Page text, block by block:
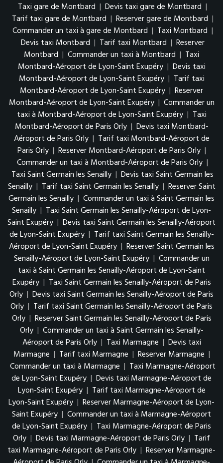
Taxi gare de Montbard | Devis taxi gare de Montbard |
Tarif taxi gare de Montbard | Reserver gare de Montbard |
Commander un taxi à gare de Montbard | Taxi Montbard |
Devis taxi Montbard | Tarif taxi Montbard | Reserver
Montbard | Commander un taxi à Montbard | Taxi
Montbard-Aéroport de Lyon-Saint Exupéry | Devis taxi
Montbard-Aéroport de Lyon-Saint Exupéry | Tarif taxi
Montbard-Aéroport de Lyon-Saint Exupéry | Reserver
Montbard-Aéroport de Lyon-Saint Exupéry | Commander un
taxi à Montbard-Aéroport de Lyon-Saint Exupéry | Taxi
Montbard-Aéroport de Paris Orly | Devis taxi Montbard-
Aéroport de Paris Orly | Tarif taxi Montbard-Aéroport de
Paris Orly | Reserver Montbard-Aéroport de Paris Orly |
Commander un taxi à Montbard-Aéroport de Paris Orly |
Taxi Saint Germain les Senailly | Devis taxi Saint Germain les
Senailly | Tarif taxi Saint Germain les Senailly | Reserver Saint
Germain les Senailly | Commander un taxi à Saint Germain les
Senailly | Taxi Saint Germain les Senailly-Aéroport de Lyon-
Saint Exupéry | Devis taxi Saint Germain les Senailly-Aéroport
de Lyon-Saint Exupéry | Tarif taxi Saint Germain les Senailly-
Aéroport de Lyon-Saint Exupéry | Reserver Saint Germain les
Senailly-Aéroport de Lyon-Saint Exupéry | Commander un
taxi à Saint Germain les Senailly-Aéroport de Lyon-Saint
Exupéry | Taxi Saint Germain les Senailly-Aéroport de Paris
Orly | Devis taxi Saint Germain les Senailly-Aéroport de Paris
Orly | Tarif taxi Saint Germain les Senailly-Aéroport de Paris
Orly | Reserver Saint Germain les Senailly-Aéroport de Paris
Orly | Commander un taxi à Saint Germain les Senailly-
Aéroport de Paris Orly | Taxi Marmagne | Devis taxi
Marmagne | Tarif taxi Marmagne | Reserver Marmagne |
Commander un taxi à Marmagne | Taxi Marmagne-Aéroport
de Lyon-Saint Exupéry | Devis taxi Marmagne-Aéroport de
Lyon-Saint Exupéry | Tarif taxi Marmagne-Aéroport de
Lyon-Saint Exupéry | Reserver Marmagne-Aéroport de Lyon-
Saint Exupéry | Commander un taxi à Marmagne-Aéroport
de Lyon-Saint Exupéry | Taxi Marmagne-Aéroport de Paris
Orly | Devis taxi Marmagne-Aéroport de Paris Orly | Tarif
taxi Marmagne-Aéroport de Paris Orly | Reserver Marmagne-